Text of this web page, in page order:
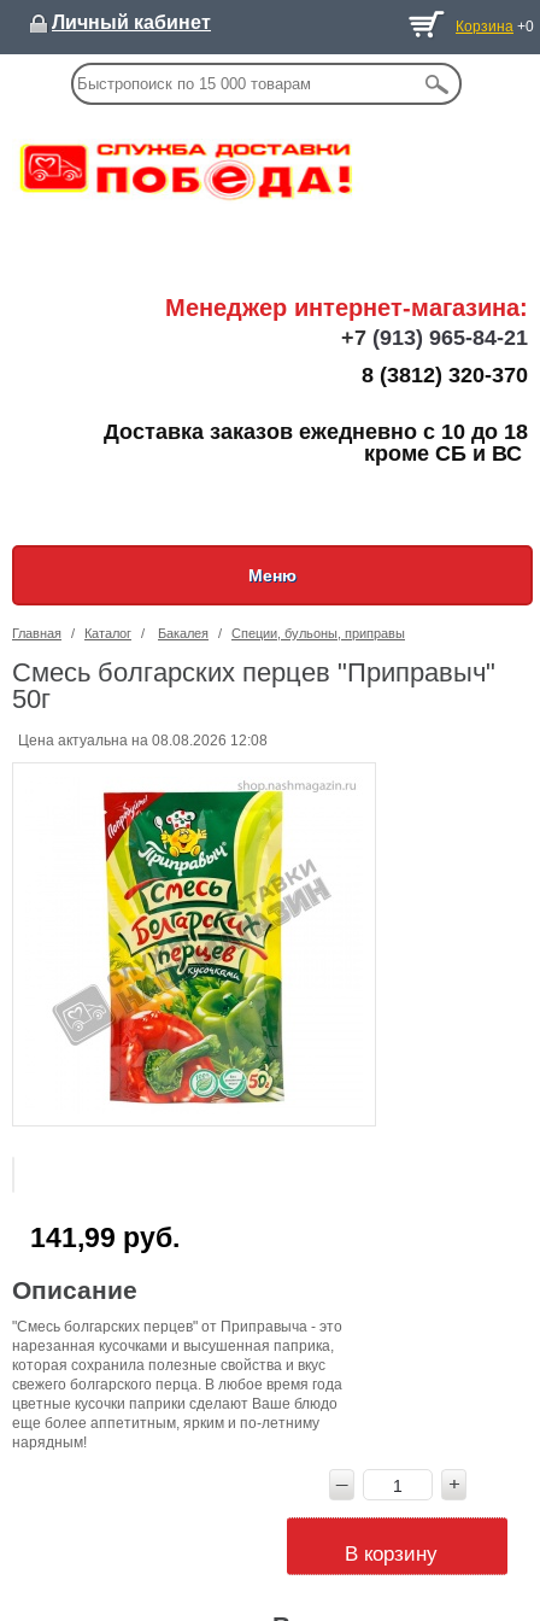
Личный кабинет Корзина +0
Менеджер интернет-магазина:
+7 (913) 965-84-21
8 (3812) 320-370
Доставка заказов ежедневно с 10 до 18
кроме СБ и ВС
Меню
Главная / Каталог / Бакалея / Специи, бульоны, приправы
Смесь болгарских перцев "Приправыч"
50г
Цена актуальна на 08.08.2026 12:08
141,99 руб.
Описание
"Смесь болгарских перцев" от Приправыча - это
нарезанная кусочками и высушенная паприка,
которая сохранила полезные свойства и вкус
свежего болгарского перца. В любое время года
цветные кусочки паприки сделают Ваше блюдо
еще более аппетитным, ярким и по-летниму
нарядным!
В корзину